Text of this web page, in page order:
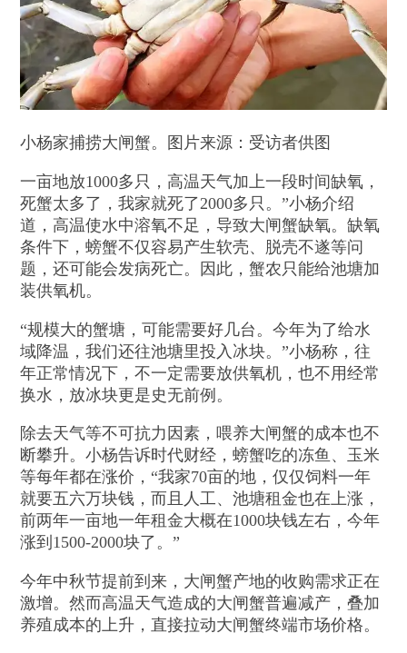
小杨家捕捞大闸蟹。图片来源：受访者供图
一亩地放1000多只，高温天气加上一段时间缺氧，
死蟹太多了，我家就死了2000多只。”小杨介绍
道，高温使水中溶氧不足，导致大闸蟹缺氧。缺氧
条件下，螃蟹不仅容易产生软壳、脱壳不遂等问
题，还可能会发病死亡。因此，蟹农只能给池塘加
装供氧机。
“规模大的蟹塘，可能需要好几台。今年为了给水
域降温，我们还往池塘里投入冰块。”小杨称，往
年正常情况下，不一定需要放供氧机，也不用经常
换水，放冰块更是史无前例。
除去天气等不可抗力因素，喂养大闸蟹的成本也不
断攀升。小杨告诉时代财经，螃蟹吃的冻鱼、玉米
等每年都在涨价，“我家70亩的地，仅仅饲料一年
就要五六万块钱，而且人工、池塘租金也在上涨，
前两年一亩地一年租金大概在1000块钱左右，今年
涨到1500-2000块了。”
今年中秋节提前到来，大闸蟹产地的收购需求正在
激增。然而高温天气造成的大闸蟹普遍减产，叠加
养殖成本的上升，直接拉动大闸蟹终端市场价格。